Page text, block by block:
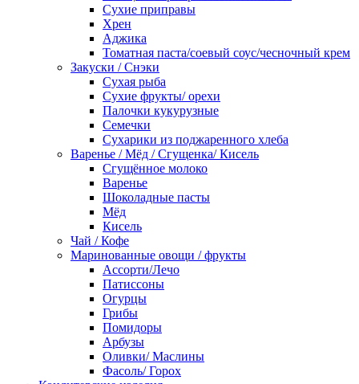
Сухие приправы
Хрен
Аджика
Томатная паста/соевый соус/чесночный крем
Закуски / Снэки
Сухая рыба
Сухие фрукты/ орехи
Палочки кукурузные
Семечки
Сухарики из поджаренного хлеба
Варенье / Мёд / Сгущенка/ Кисель
Сгущённое молоко
Варенье
Шоколадные пасты
Мёд
Кисель
Чай / Кофе
Маринованные овощи / фрукты
Ассорти/Лечо
Патиссоны
Огурцы
Грибы
Помидоры
Арбузы
Оливки/ Маслины
Фасоль/ Горох